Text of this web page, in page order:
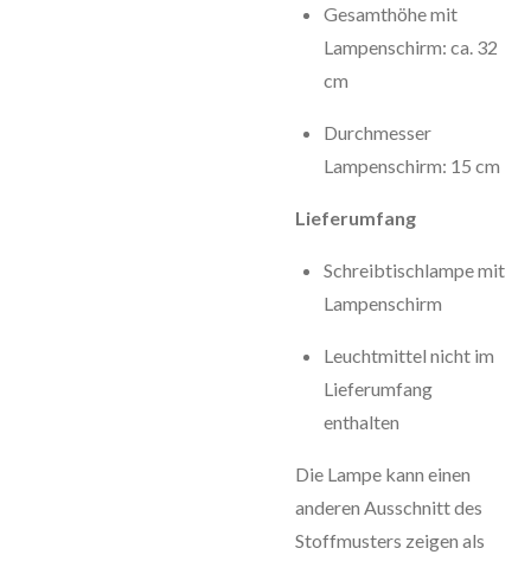
Gesamthöhe mit
Lampenschirm: ca. 32
cm
Durchmesser
Lampenschirm: 15 cm
Lieferumfang
Schreibtischlampe mit
Lampenschirm
Leuchtmittel nicht im
Lieferumfang
enthalten
Die Lampe kann einen
anderen Ausschnittdes
Stoffmusters zeigen als